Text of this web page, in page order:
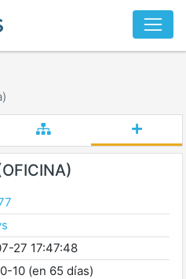
27 17:47:48
10 (en 65 días)